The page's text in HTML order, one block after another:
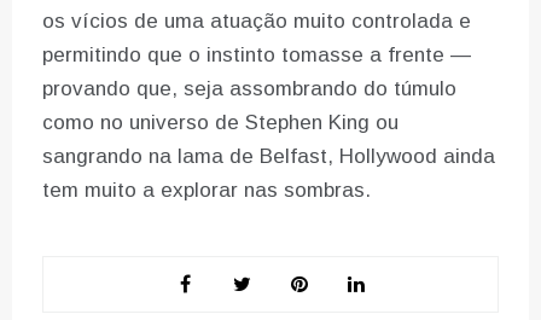
os vícios de uma atuação muito controlada e
permitindo que o instinto tomasse a frente —
provando que, seja assombrando do túmulo
como no universo de Stephen King ou
sangrando na lama de Belfast, Hollywood ainda
tem muito a explorar nas sombras.